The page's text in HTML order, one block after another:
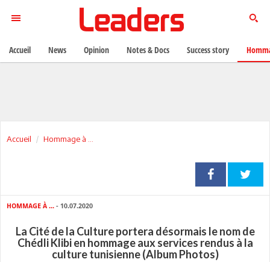
Accueil Hommage à ...
HOMMAGE À ... - 10.07.2020
La Cité de la Culture portera désormais le nom de
Chédli Klibi en hommage aux services rendus à la
culture tunisienne (Album Photos)
Accueil News Opinion Notes & Docs Success story